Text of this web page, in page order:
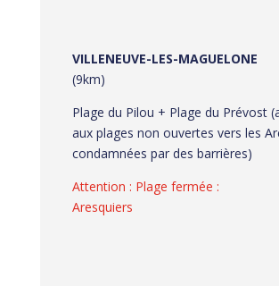
VILLENEUVE-LES-MAGUELONE
(9km)
Plage du Pilou + Plage du Prévost
aux plages non ouvertes vers les
condamnées par des barrières)
Attention : Plage fermée :
Aresquiers